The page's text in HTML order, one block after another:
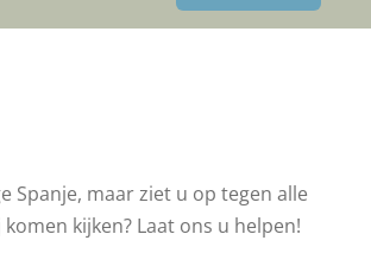
Spanje, maar ziet u op tegen alle
kijken? Laat ons u helpen!